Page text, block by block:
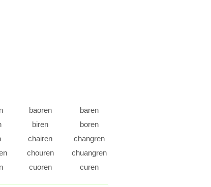
baoren
baren
biren
boren
chairen
changren
chouren
chuangren
cuoren
curen